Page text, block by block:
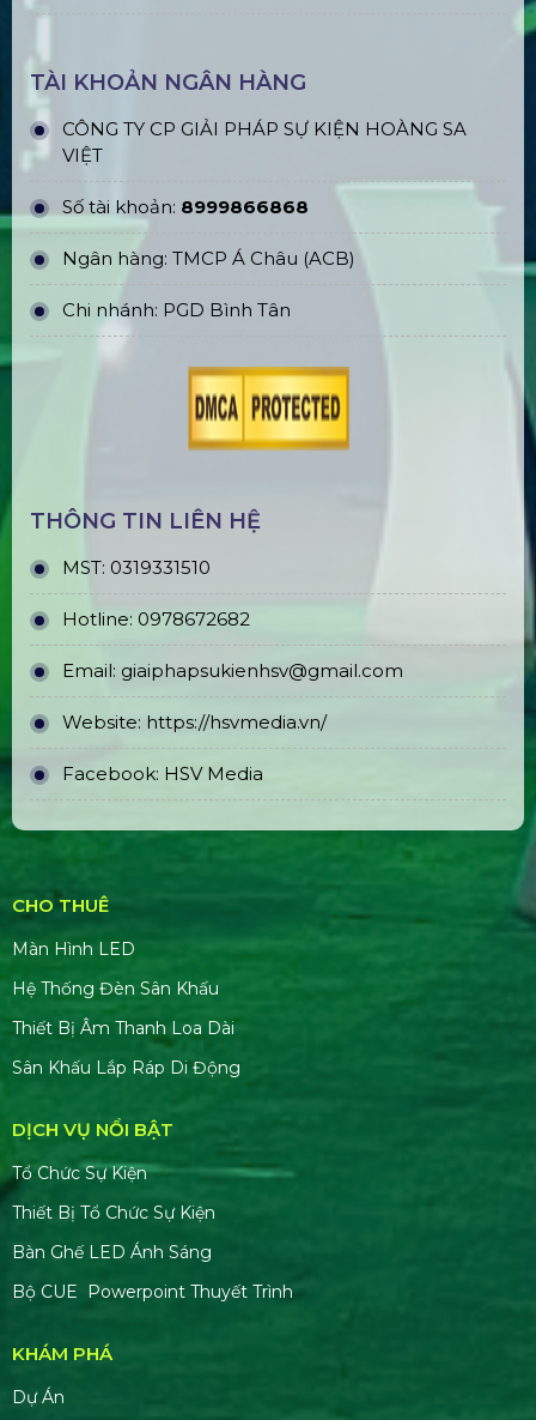
TÀI KHOẢN NGÂN HÀNG
CÔNG TY CP GIẢI PHÁP SỰ KIỆN HOÀNG SA
VIỆT
Số tài khoản: 8999866868
Ngân hàng: TMCP Á Châu (ACB)
Chi nhánh: PGD Bình Tân
THÔNG TIN LIÊN HỆ
MST: 0319331510
Hotline: 0978672682
Email: giaiphapsukienhsv@gmail.com
Website: https://hsvmedia.vn/
Facebook: HSV Media
CHO THUÊ
Màn Hình LED
Hệ Thống Đèn Sân Khấu
Thiết Bị Âm Thanh Loa Dài
Sân Khấu Lắp Ráp Di Động
DỊCH VỤ NỔI BẬT
Tổ Chức Sự Kiện
Thiết Bị Tổ Chức Sự Kiện
Bàn Ghế LED Ánh Sáng
Bộ CUE Powerpoint Thuyết Trình
KHÁM PHÁ
Dự Án